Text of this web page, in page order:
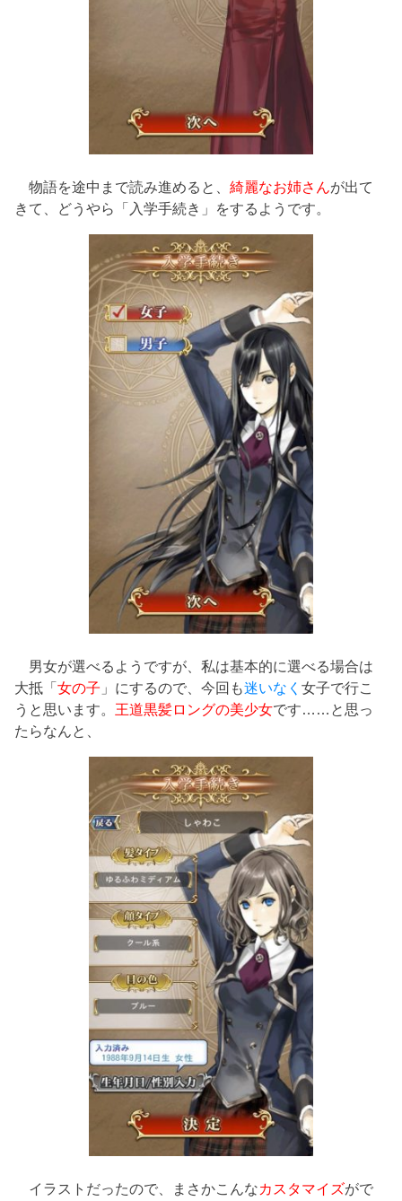
物語を途中まで読み進めると、綺麗なお姉さんが出て
きて、どうやら「入学手続き」をするようです。
男女が選べるようですが、私は基本的に選べる場合は
大抵「女の子 」にするので、今回も迷いなく女子で行こ
うと思います。 王道黒髪ロングの美少女です……と思っ
たらなんと、
イラストだったので、まさかこんなカスタマイズがで